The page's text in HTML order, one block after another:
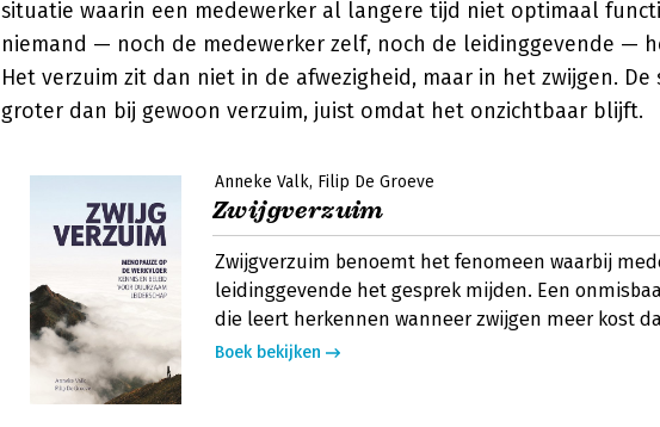
situatie waarin een medewerker al langere tijd niet optimaal
niemand — noch de medewerker zelf, noch de leidinggevende —
Het verzuim zit dan niet in de afwezigheid, maar in het zwijgen. De
groter dan bij gewoon verzuim, juist omdat het onzichtbaar blijft.
Anneke Valk Filip De Groeve
Zwijgverzuim
Zwijgverzuim benoemt het fenomeen waarbij
leidinggevende het gesprek mijden. Een
die leert herkennen wanneer zwijgen meer kost
Boek bekijken